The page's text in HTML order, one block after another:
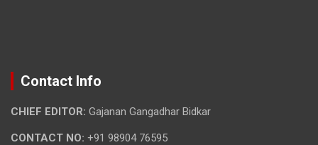
Contact Info
CHIEF EDITOR: Gajanan Gangadhar Bidkar
CONTACT NO: +91 98904 76595